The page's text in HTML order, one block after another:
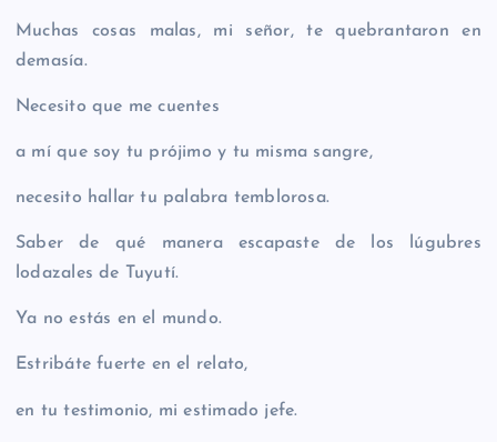
Muchas cosas malas, mi señor, te quebrantaron en
demasía.
Necesito que me cuentes
a mí que soy tu prójimo y tu misma sangre,
necesito hallar tu palabra temblorosa.
Saber de qué manera escapaste de los lúgubres
lodazales de Tuyutí.
Ya no estás en el mundo.
Estribáte fuerte en el relato,
en tu testimonio, mi estimado jefe.